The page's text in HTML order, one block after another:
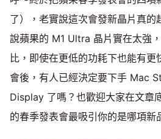
了），老實說這次會發新晶片真的
說蘋果的 M1 Ultra 晶片實在太強
比，即使在更低的功耗下也能有更
會後，有人已經決定要下手 Mac
Display 了嗎？也歡迎大家在文章
的春季發表會最吸引你的是哪項新